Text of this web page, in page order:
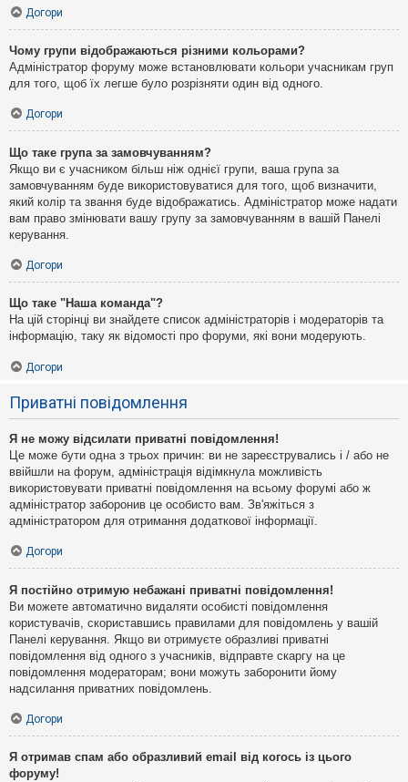
Догори
Чому групи відображаються різними кольорами?
Адміністратор форуму може встановлювати кольори учасникам груп
для того, щоб їх легше було розрізняти один від одного.
Догори
Що таке група за замовчуванням?
Якщо ви є учасником більш ніж однієї групи, ваша група за
замовчуванням буде використовуватися для того, щоб визначити,
який колір та звання буде відображатись. Адміністратор може надати
вам право змінювати вашу групу за замовчуванням в вашій Панелі
керування.
Догори
Що таке "Наша команда"?
На цій сторінці ви знайдете список адміністраторів і модераторів та
інформацію, таку як відомості про форуми, які вони модерують.
Догори
Приватні повідомлення
Я не можу відсилати приватні повідомлення!
Це може бути одна з трьох причин: ви не зареєструвались і / або не
ввійшли на форум, адміністрація відімкнула можливість
використовувати приватні повідомлення на всьому форумі або ж
адміністратор заборонив це особисто вам. Зв'яжіться з
адміністратором для отримання додаткової інформації.
Догори
Я постійно отримую небажані приватні повідомлення!
Ви можете автоматично видаляти особисті повідомлення
користувачів, скориставшись правилами для повідомлень у вашій
Панелі керування. Якщо ви отримуєте образливі приватні
повідомлення від одного з учасників, відправте скаргу на це
повідомлення модераторам; вони можуть заборонити йому
надсилання приватних повідомлень.
Догори
Я отримав спам або образливий email від когось із цього
форуму!